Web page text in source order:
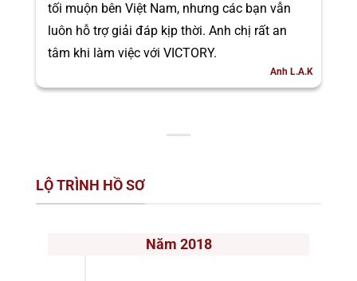
tối muộn bên Việt Nam, nhưng các bạn vẫn
luôn hỗ trợ giải đáp kịp thời. Anh chị rất an
tâm khi làm việc với VICTORY.
Anh L.A.K
LỘ TRÌNH HỒ SƠ
Năm 2018